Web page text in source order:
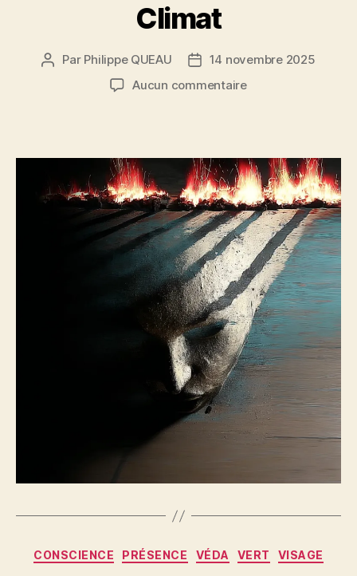
Climat
Auteur
Par Philippe QUEAU
Date14 novembre 2025
Aucun commentairesur
Catégories
CONSCIENCE PRÉSENCE VÉDA VERT VISAGE